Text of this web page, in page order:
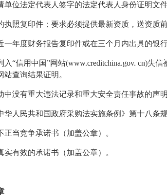
位法定代表人签字的法定代表人身份证明文
执照复印件；要求必须提供最新资质，送资质
一年度财务报告复印件或在三个月内出具的
入“信用中国”网站(www.creditchina.gov. cn)失信
查询结果证明。
中没有重大违法记录和重大安全责任事故的声明
华人民共和国政府采购法实施条例》第十八条
正当竞争承诺书（加盖公章）。
实有效的承诺书（加盖公章）。